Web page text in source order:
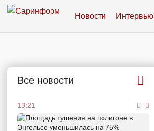
Новости Интервью
Все новости
13:21